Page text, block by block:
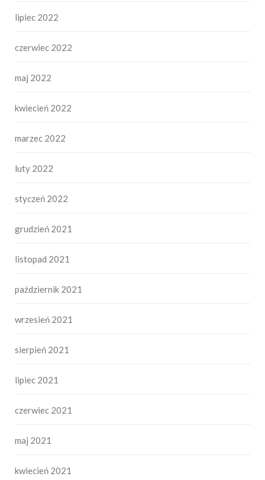
lipiec 2022
czerwiec 2022
maj 2022
kwiecień 2022
marzec 2022
luty 2022
styczeń 2022
grudzień 2021
listopad 2021
październik 2021
wrzesień 2021
sierpień 2021
lipiec 2021
czerwiec 2021
maj 2021
kwiecień 2021